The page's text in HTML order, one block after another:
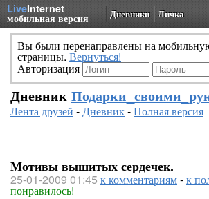
LiveInternet
мобильная версия Дневники Личка
Вы были перенаправлены на
страницы. Вернуться!
Авторизация
Дневник
Лента друзей -Дневник-Полная версия
Мотивы вышитых сердечек.
25-01-2009 01:45 к комментариям-к
понравилось!